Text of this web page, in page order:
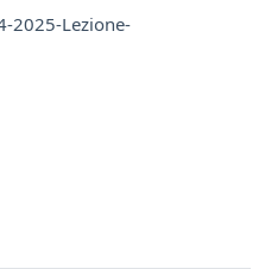
2025-Lezione-